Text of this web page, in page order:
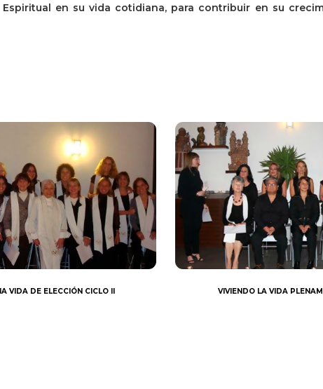
en su vida cotidiana, para contribuir en su
VIDA DE ELECCIÓN CICLO II VIVIENDO LA VIDA